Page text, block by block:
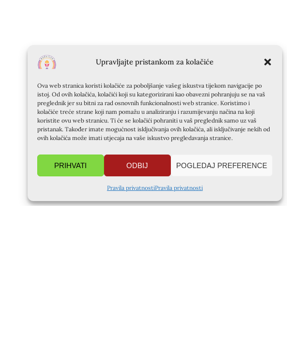
Upravljajte pristankom za kolačiće
Ova web stranica koristi kolačiće za poboljšanje vašeg iskustva tijekom navigacije po
istoj. Od ovih kolačića, kolačići koji su kategorizirani kao obavezni pohranjuju se na vaš
preglednik jer su bitni za rad osnovnih funkcionalnosti web stranice. Koristimo i
kolačiće treće strane koji nam pomažu u analiziranju i razumijevanju načina na koji
koristite ovu web stranicu. Ti će se kolačići pohraniti u vaš preglednik samo uz vaš
pristanak. Također imate mogućnost isključivanja ovih kolačića, ali isključivanje nekih od
ovih kolačića može imati utjecaja na vaše iskustvo pregledavanja stranice.
PRIHVATI ODBIJ POGLEDAJ PREFERENCE
Pravila privatnostiPravila privatnosti